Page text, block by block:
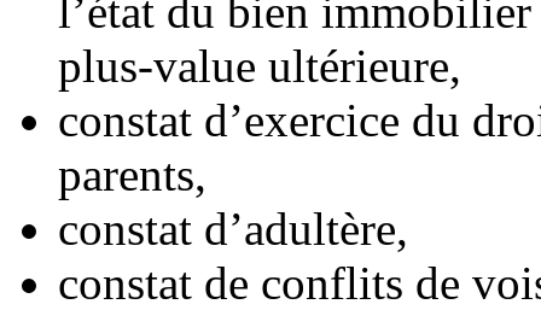
l’état du bien
plus-value ultérieure,
constat d’exercice du
parents,
constat d’adultère,
constat de conflits de